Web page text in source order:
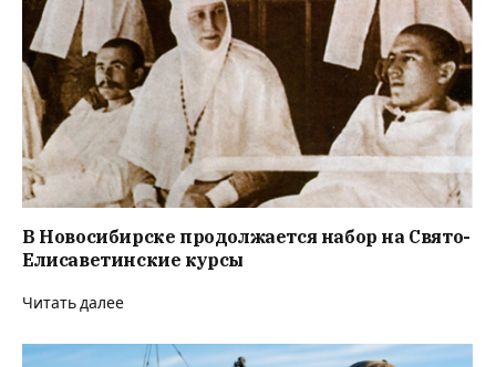
В Новосибирске продолжается набор на Свято-
Елисаветинские курсы
Читать далее